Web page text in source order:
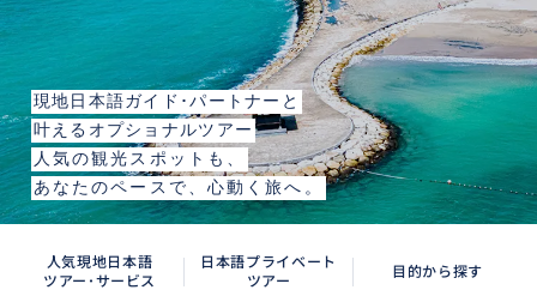
Bali Island
バリ島
現地日本語ガイド･パートナーと
叶えるオプショナルツアー
人気の観光スポットも、
あなたのペースで、心動く旅へ。
人気現地日本語
ツアー･サービス
日本語プライベート
ツアー
目的から探す